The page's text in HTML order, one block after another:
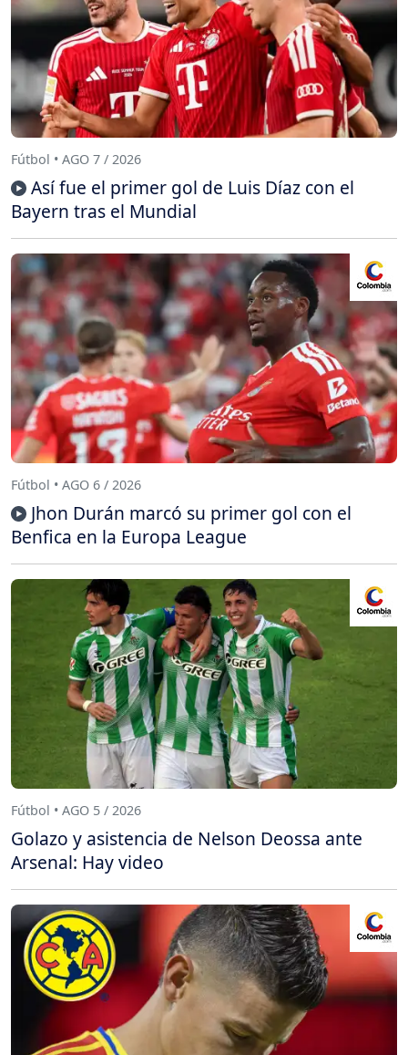
Fútbol • AGO 7 / 2026
Así fue el primer gol de Luis Díaz con el
Bayern tras el Mundial
Fútbol • AGO 6 / 2026
Jhon Durán marcó su primer gol con el
Benfica en la Europa League
Fútbol • AGO 5 / 2026
Golazo y asistencia de Nelson Deossa ante
Arsenal: Hay video